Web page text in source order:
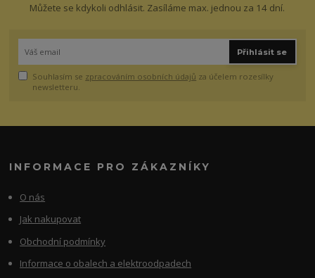
Můžete se kdykoli odhlásit. Zasíláme max. jednou za 14 dní.
Přihlásit se
Souhlasím se zpracováním osobních údajů za účelem rozesílky
newsletteru.
INFORMACE PRO ZÁKAZNÍKY
O nás
Jak nakupovat
Obchodní podmínky
Informace o obalech a elektroodpadech